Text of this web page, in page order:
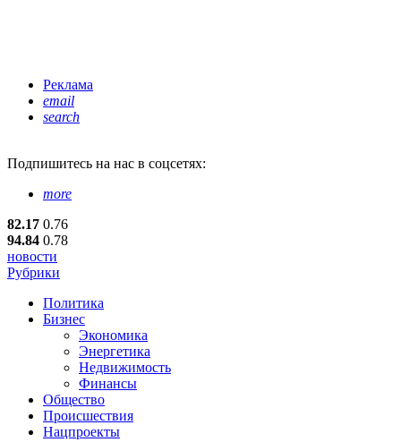
Реклама
email
search
Подпишитесь на нас в соцсетях:
more
82.17 0.76
94.84 0.78
новости
Рубрики
Политика
Бизнес
Экономика
Энергетика
Недвижимость
Финансы
Общество
Происшествия
Нацпроекты